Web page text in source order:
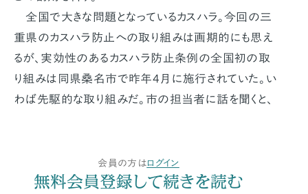
全国で大きな問題となっているカスハラ。今回の三
重県のカスハラ防止への取り組みは画期的にも思え
るが、実効性のあるカスハラ防止条例の全国初の取
り組みは同県桑名市で昨年4月に施行されていた。い
わば先駆的な取り組みだ。市の担当者に話を聞くと、
会員の方はログイン
無料会員登録して続きを読む